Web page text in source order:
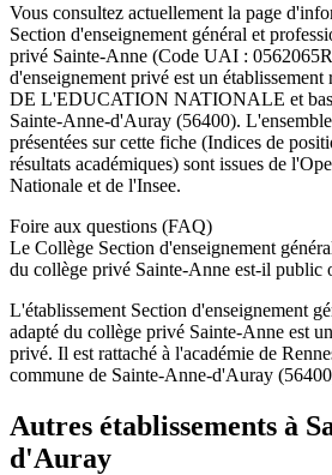
Vous consultez actuellement la page
Section d'enseignement général et
privé Sainte-Anne (Code UAI : 0562065R
d'enseignement privé est un établissement
DE L'EDUCATION NATIONALE et
Sainte-Anne-d'Auray (56400).
présentées sur cette fiche (Indices de
résultats académiques) sont issues de
Nationale et de l'Insee.
Foire aux questions (FAQ)
Le Collège Section d'enseignement
du collège privé Sainte-Anne est-il public
L'établissement Section d'enseignement
adapté du collège privé Sainte-Anne est
privé. Il est rattaché à l'académie de
commune de Sainte-Anne-d'Auray
Autres établissements à
d'Auray